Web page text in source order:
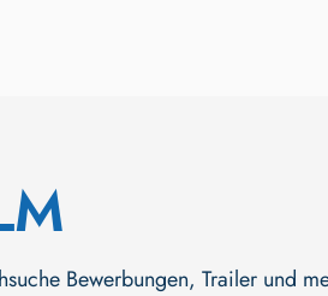
Bewerbungen, Trailer und